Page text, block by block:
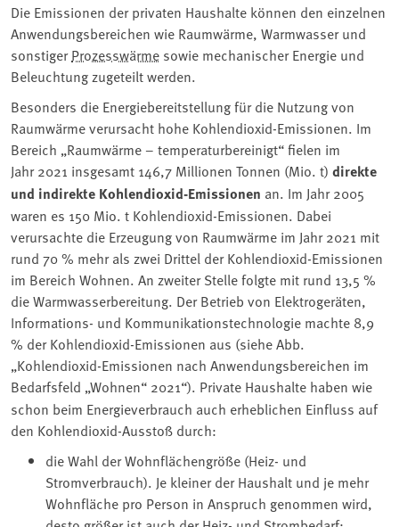
Die Emissionen der privaten Haushalte können den einzelnen
Anwendungsbereichen wie Raumwärme, Warmwasser und
sonstigerProzesswärme sowie mechanischer Energie und
Beleuchtung zugeteilt werden.
Besonders die Energiebereitstellung für die Nutzung von
Raumwärme verursacht hohe Kohlendioxid-Emissionen. Im
Bereich „Raumwärme – temperaturbereinigt“ fielen im
Jahr 2021 insgesamt 146,7 Millionen Tonnen (Mio. t) direkte
und indirekte Kohlendioxid-Emissionen an. Im Jahr 2005
waren es 150 Mio. t Kohlendioxid-Emissionen. Dabei
verursachte die Erzeugung von Raumwärme im Jahr 2021 mit
rund 70 % mehr als zwei Drittel der Kohlendioxid-Emissionen
im Bereich Wohnen. An zweiter Stelle folgte mit rund 13,5 %
die Warmwasserbereitung. Der Betrieb von Elektrogeräten,
Informations- und Kommunikationstechnologie machte 8,9
% der Kohlendioxid-Emissionen aus (siehe Abb.
„Kohlendioxid-Emissionen nach Anwendungsbereichen im
Bedarfsfeld „Wohnen“ 2021“). Private Haushalte haben wie
schon beim Energieverbrauch auch erheblichen Einfluss auf
den Kohlendioxid-Ausstoß durch:
die Wahl der Wohnflächengröße (Heiz- und
Stromverbrauch). Je kleiner der Haushalt und je mehr
Wohnfläche pro Person in Anspruch genommen wird,